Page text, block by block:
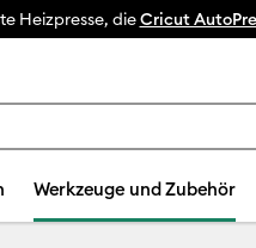
2, ist da!
Werkzeuge und Zubehör